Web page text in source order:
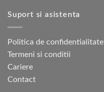
Suport si asistenta
Politica de confidentialitate
Termeni si conditii
Cariere
Contact